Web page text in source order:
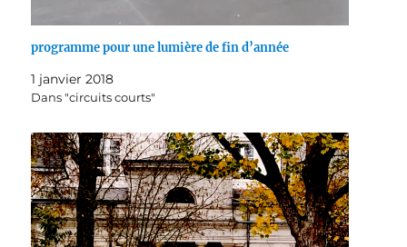
programme pour une lumière de fin d’année
1 janvier 2018
Dans "circuits courts"